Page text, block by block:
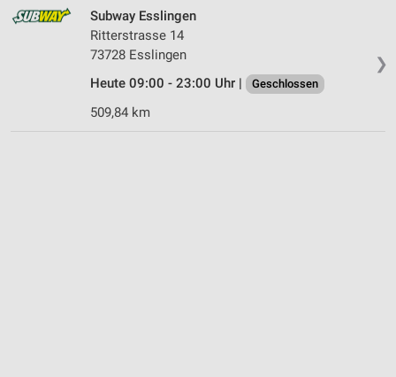
❯
Subway Esslingen
Ritterstrasse 14
73728 Esslingen
Heute 09:00 - 23:00 Uhr |
Geschlossen
509,84 km